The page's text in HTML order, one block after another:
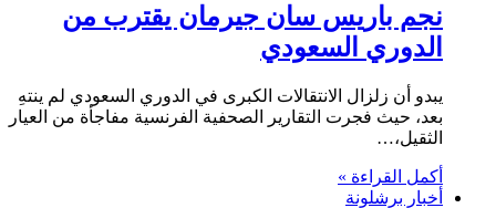
نجم باريس سان جيرمان يقترب من
الدوري السعودي
يبدو أن زلزال الانتقالات الكبرى في الدوري السعودي لم ينتهِ
بعد، حيث فجرت التقارير الصحفية الفرنسية مفاجأة من العيار
الثقيل،…
أكمل القراءة »
أخبار برشلونة